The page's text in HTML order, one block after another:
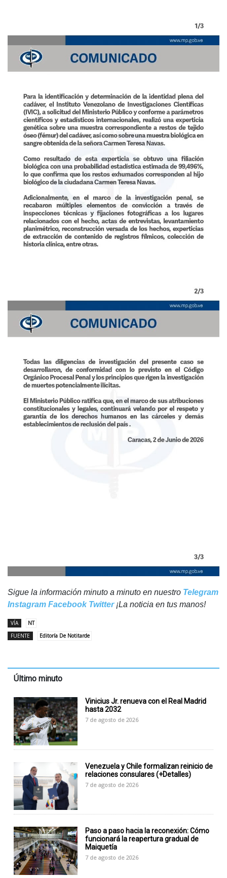
Sigue la información minuto a minuto en nuestro Telegram
Instagram Facebook Twitter¡La noticia en tus manos!
VÍA
NT
FUENTE
Editoría De Notitarde
Último minuto
Vinicius Jr. renueva con el Real Madrid
hasta 2032
7 de agosto de 2026
Venezuela y Chile formalizan reinicio de
relaciones consulares (+Detalles)
7 de agosto de 2026
Paso a paso hacia la reconexión: Cómo
funcionará la reapertura gradual de
Maiquetía
7 de agosto de 2026